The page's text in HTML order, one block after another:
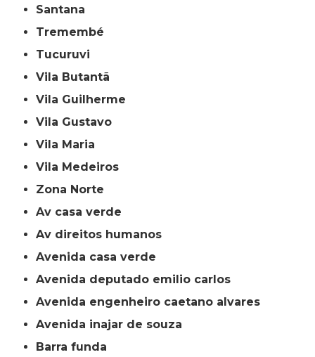
Santana
Tremembé
Tucuruvi
Vila Butantã
Vila Guilherme
Vila Gustavo
Vila Maria
Vila Medeiros
Zona Norte
av casa verde
av direitos humanos
avenida casa verde
avenida deputado emilio carlos
avenida engenheiro caetano alvares
avenida inajar de souza
barra funda